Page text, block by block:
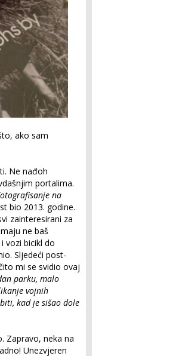
ako sam
Ne nađoh
portalima.
na
bio 2013. godine.
zainteresirani za
ne baš
vozi bicikl do
Sljedeći post-
mi se svidio ovaj
parku, malo
vojnih
kad je sišao dole
Zapravo, neka na
Unezvjeren